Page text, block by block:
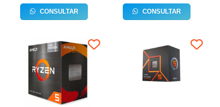
CONSULTAR CONSULTAR